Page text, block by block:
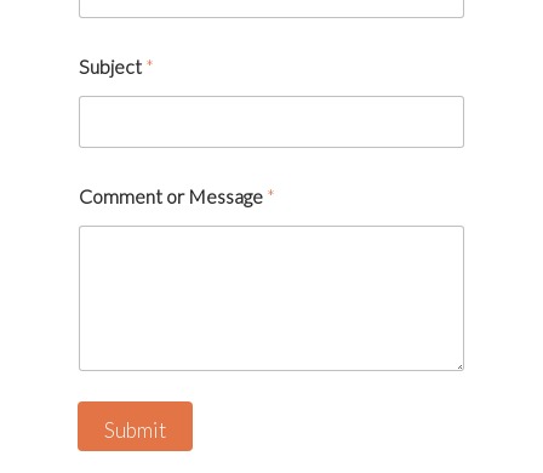
Subject *
N
u
b
r
Comment or Message *
Submit